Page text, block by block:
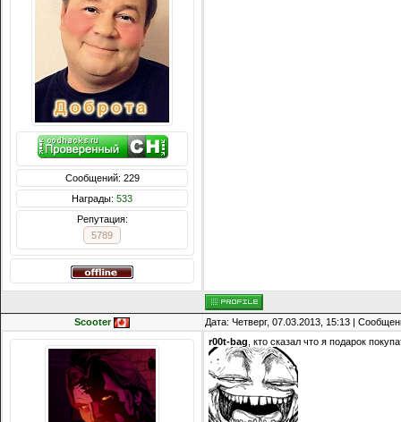
Сообщений: 229
Награды: 533
Репутация:
5789
Scooter Дата: Четверг, 07.03.2013, 15:13 |
r00t-bag , кто сказал что я подарок